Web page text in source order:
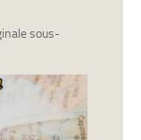
sous-